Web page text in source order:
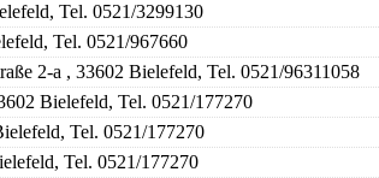
Tel. 0521/3299130
Tel. 0521/967660
2-a , 33602 Bielefeld, Tel. 0521/96311058
Bielefeld, Tel. 0521/177270
Tel. 0521/177270
Tel. 0521/177270